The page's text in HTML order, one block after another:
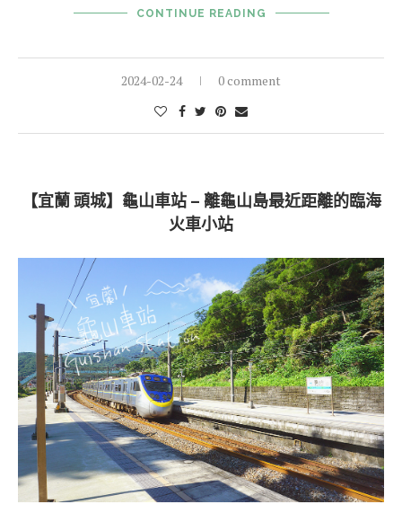
CONTINUE READING
2024-02-24 0 comment
【宜蘭 頭城】龜山車站 – 離龜山島最近距離的臨海
火車小站